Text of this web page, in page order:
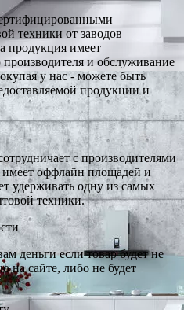
техники от заводов
продукция имеет
и обслуживание
у нас - можете быть
продукции и
с производителями
оффлайн площадей и
удерживать одну из самых
техники.
деньги если товар будет не
на сайте, либо не будет